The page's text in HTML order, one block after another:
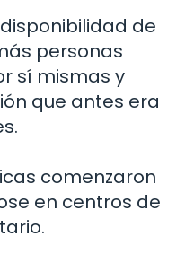
de
personas
sí mismas y
que antes era
comenzaron
en centros de